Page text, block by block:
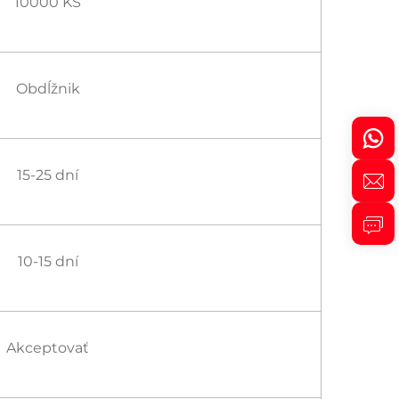
Obdĺžnik
15-25 dní
10-15 dní
Akceptovať